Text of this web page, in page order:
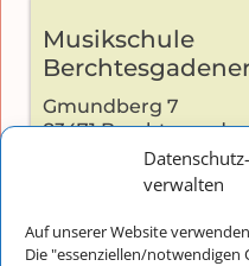
verwalten
Auf unserer Website
Die "essenziellen/notwendigen
Musikschule
Gmundberg 7
83471
Kontakt: